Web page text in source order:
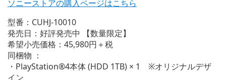
ソニーストアの購入ページはこちら
型番：CUHJ-10010
発売日：好評発売中 【数量限定】
希望小売価格：45,980円＋税
同梱物 ：
・PlayStation®4本体 (HDD 1TB) × 1 ※オリジナルデザ
イン